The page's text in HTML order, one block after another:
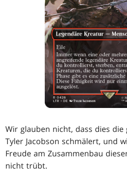
Wir glauben nicht, dass dies
Tyler Jacobson schmälert, und
Freude am Zusammenbau
nicht trübt.